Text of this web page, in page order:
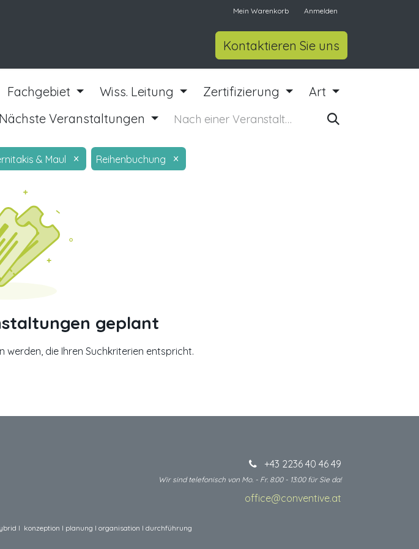
Mein Warenkorb Anmelden
Kontaktieren Sie uns
Fachgebiet Wiss. Leitung Zertifizierung
Art
Nächste Veranstaltungen
& Maul × Reihenbuchung ×
geplant
die Ihren Suchkriterien entspricht.
+43 2236 40 46 49
Wir sind telefonisch von Mo. - Fr. 8:00 - 13:00 für Sie da!
office@conventive.at
I konzeption I planung I organisation I durchführung